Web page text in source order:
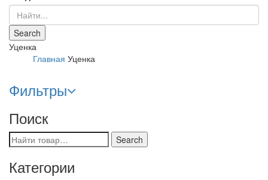
Уценка
Главная Уценка
Фильтры
Поиск
Категории